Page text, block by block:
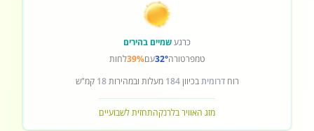
כרגעשמיים בהירים
טמפרטורה32°עם39%לחות
רוחדרומיתבכיוון184 מעלות ובמהירות18 קמ"ש
מזג האוויר בלרנקהתחזית לשבועיים